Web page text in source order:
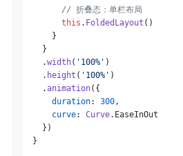
// 折叠态：单栏布局
this . FoldedLayout ()
      }
    }
    .
width( '100%' )
    .
height ( '100%' )
    .
animation({
duration: 300,
curve: Curve. EaseInOut
    })
  }